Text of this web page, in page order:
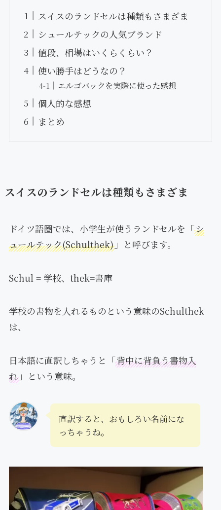
スイスのランドセルは種類もさまざま
シュールテックの人気ブランド
値段、相場はいくらくらい？
使い勝手はどうなの？
エルゴバックを実際に使った感想
個人的な感想
まとめ
スイスのランドセルは種類もさまざま
ドイツ語圏では、小学生が使うランドセルを「シ
ュールテック(Schulthek)」と呼びます。
Schul = 学校、thek=書庫
学校の書物を入れるものという意味のSchulthek
は、
日本語に直訳しちゃうと「背中に背負う書物入
れ」という意味。
直訳すると、おもしろい名前にな
っちゃうね。